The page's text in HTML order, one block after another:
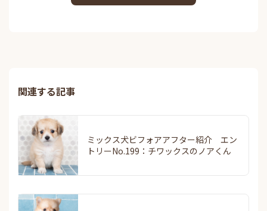
関連する記事
ミックス犬ビフォアアフター紹介 エン
トリーNo.199：チワックスのノアくん